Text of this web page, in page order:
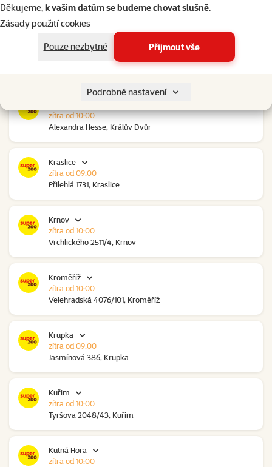
Děkujeme,k vašim datům se budeme chovat slušně.
Zásady použití cookies
Pouze nezbytné
Přijmout vše
Podrobné nastavení
Ovčáry 304, Ovčáry
Kozomín
Alexandra Hesse, Králův Dvůr
zítra od 10:00
Kraslice
Přilehlá 1731, Kraslice
zítra od 09:00
Krnov
Vrchlického 2511/4, Krnov
zítra od 10:00
Kroměříž
Velehradská 4076/101, Kroměříž
zítra od 10:00
Krupka
Jasmínová 386, Krupka
zítra od 09:00
Kuřim
Tyršova 2048/43, Kuřim
zítra od 10:00
Kutná Hora
zítra od 10:00